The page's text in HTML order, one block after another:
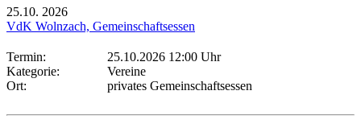
25.10. 2026
VdK Wolnzach, Gemeinschaftsessen
Termin:
25.10.2026 12:00 Uhr
Kategorie:
Vereine
Ort:
privates Gemeinschaftsessen